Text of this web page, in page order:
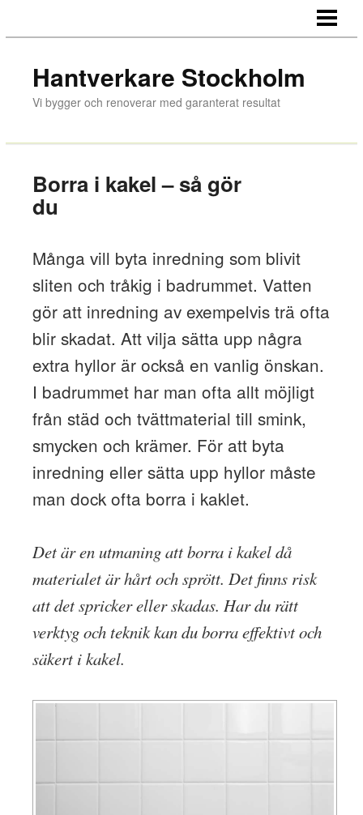
OM OSS
Hantverkare Stockholm
Vi bygger och renoverar med garanterat resultat
Borra i kakel – så gör
du
Många vill byta inredning som blivit
sliten och tråkig i badrummet. Vatten
gör att inredning av exempelvis trä ofta
blir skadat. Att vilja sätta upp några
extra hyllor är också en vanlig önskan.
I badrummet har man ofta allt möjligt
från städ och tvättmaterial till smink,
smycken och krämer. För att byta
inredning eller sätta upp hyllor måste
man dock ofta borra i kaklet.
Det är en utmaning att borra i kakel då
materialet är hårt och sprött. Det finns risk
att det spricker eller skadas. Har du rätt
verktyg och teknik kan du borra effektivt och
säkert i kakel.